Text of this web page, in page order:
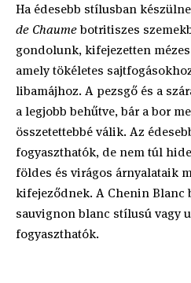
Ha édesebb stílusban
de Chaumebotritiszes
gondolunk, kifejezetten
amely tökéletes
libamájhoz. A pezsgő és a
a legjobb behűtve, bár a bor
összetettebbé válik. Az
fogyaszthatók, de nem túl
földes és virágos árnyalataik
kifejeződnek. A Chenin Blanc
sauvignon blanc stílusú vagy
fogyaszthatók.